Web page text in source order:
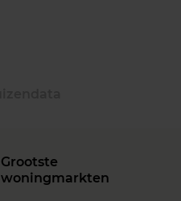
Grootste
woningmarkten